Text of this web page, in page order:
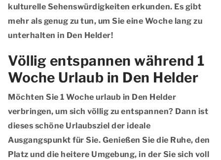
kulturelle Sehenswürdigkeiten erkunden. Es gibt
mehr als genug zu tun, um Sie eine Woche lang zu
unterhalten in Den Helder!
Völlig entspannen während 1
Woche Urlaub in Den Helder
Möchten Sie 1 Woche urlaub in Den Helder
verbringen, um sich völlig zu entspannen? Dann ist
dieses schöne Urlaubsziel der ideale
Ausgangspunkt für Sie. Genießen Sie die Ruhe, den
Platz und die heitere Umgebung, in der Sie sich voll